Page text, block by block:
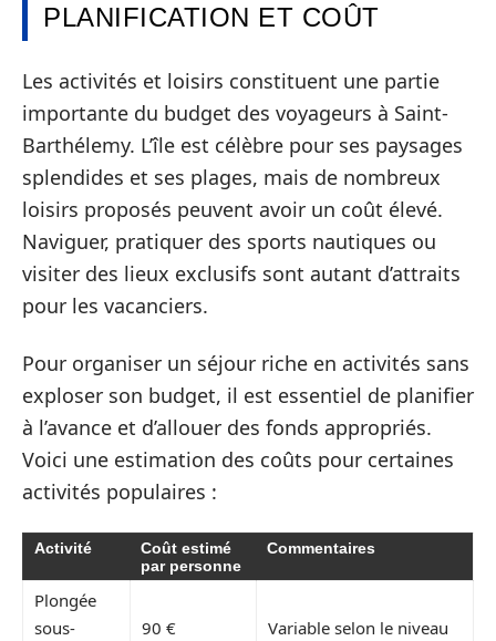
PLANIFICATION ET COÛT
Les activités et loisirs constituent une partie
importante du budget des voyageurs à Saint-
Barthélemy. L’île est célèbre pour ses paysages
splendides et ses plages, mais de nombreux
loisirs proposés peuvent avoir un coût élevé.
Naviguer, pratiquer des sports nautiques ou
visiter des lieux exclusifs sont autant d’attraits
pour les vacanciers.
Pour organiser un séjour riche en activités sans
exploser son budget, il est essentiel de planifier
à l’avance et d’allouer des fonds appropriés.
Voici une estimation des coûts pour certaines
activités populaires :
Activité
Coût estimé
par personne
Commentaires
Plongée
sous-
90 € Variable selon le niveau